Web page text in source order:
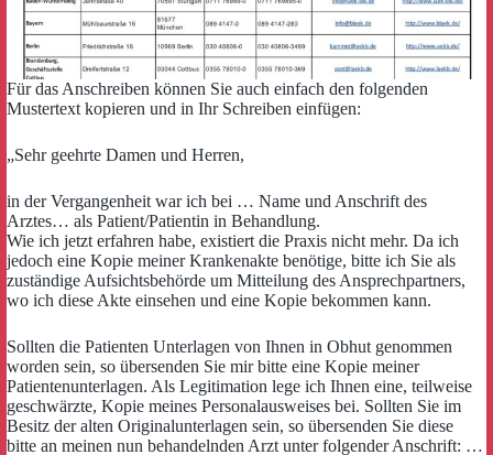
Für das Anschreiben können Sie auch einfach den folgenden
Mustertext kopieren und in Ihr Schreiben einfügen:
„Sehr geehrte Damen und Herren,
in der Vergangenheit war ich bei … Name und Anschrift des
Arztes… als Patient/Patientin in Behandlung.
Wie ich jetzt erfahren habe, existiert die Praxis nicht mehr. Da ich
jedoch eine Kopie meiner Krankenakte benötige, bitte ich Sie als
zuständige Aufsichtsbehörde um Mitteilung des Ansprechpartners,
wo ich diese Akte einsehen und eine Kopie bekommen kann.
Sollten die Patienten Unterlagen von Ihnen in Obhut genommen
worden sein, so übersenden Sie mir bitte eine Kopie meiner
Patientenunterlagen. Als Legitimation lege ich Ihnen eine, teilweise
geschwärzte, Kopie meines Personalausweises bei. Sollten Sie im
Besitz der alten Originalunterlagen sein, so übersenden Sie diese
bitte an meinen nun behandelnden Arzt unter folgender Anschrift: …